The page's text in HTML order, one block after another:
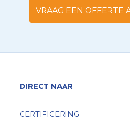
VRAAG EEN OFFERTE
DIRECT NAAR
CERTIFICERING